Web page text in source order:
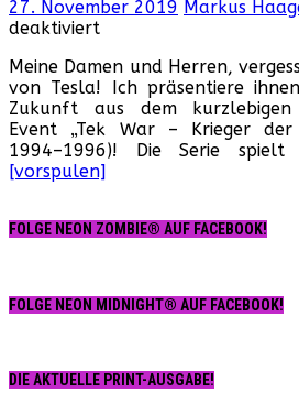
27. November 2019 Markus
deaktiviertfür
War
–
Krieger
der
Zukunft“:
Ein
Multi-
Media-
90er!
Meine Damen und Herren,
von Tesla! Ich präsentiere
Zukunft aus dem kurzlebigen
Event „Tek War – Krieger der
1994–1996)! Die Serie
[vorspulen]
FOLGE NEON ZOMBIE® AUF FACEBOOK!
FOLGE NEON MIDNIGHT® AUF FACEBOOK!
DIE AKTUELLE PRINT-AUSGABE!